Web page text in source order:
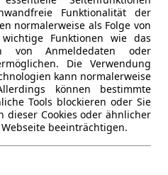
Funktionalität der
normalerweise als Folge von
Funktionen wie das
von Anmeldedaten oder
Die Verwendung
kann normalerweise
können bestimmte
Tools blockieren oder Sie
dieser Cookies oder ähnlicher
beeinträchtigen.